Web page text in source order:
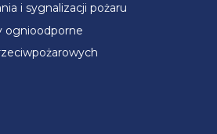
i sygnalizacji pożaru
ognioodporne